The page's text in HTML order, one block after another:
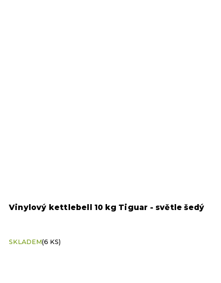
Vinylový kettlebell 10 kg Tiguar - světle šedý
SKLADEM(6 KS)